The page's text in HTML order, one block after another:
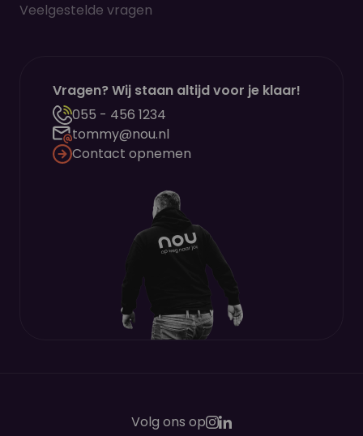
Veelgestelde vragen
Vragen? Wij staan altijd voor je klaar!
055 - 456 1234
tommy@nou.nl
Contact opnemen
Volg ons op